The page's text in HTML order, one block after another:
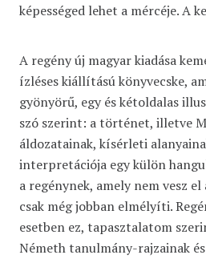
képességed lehet a mércéje. A
A regény új magyar kiadása
ízléses kiállítású könyvecske,
gyönyörű, egy és kétoldalas
szó szerint: a történet, illetve
áldozatainak, kísérleti
interpretációja egy külön
a regénynek, amely nem vesz
csak még jobban elmélyíti.
esetben ez, tapasztalatom
Németh tanulmány-rajzainak